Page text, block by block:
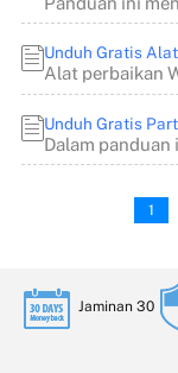
1
Jaminan 30